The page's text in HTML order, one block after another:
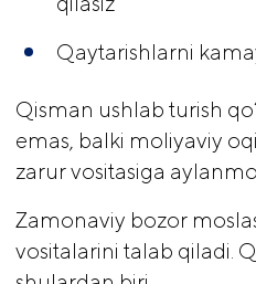
Qaytarishlarni
Qisman ushlab turish
emas, balki moliyaviy
zarur vositasiga
Zamonaviy bozor
vositalarini talab qiladi.